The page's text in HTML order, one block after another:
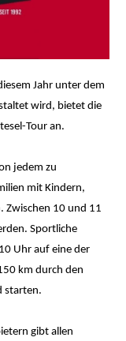
Jahr unter dem
wird, bietet die
Tour an.
jedem zu
mit Kindern,
Zwischen 10 und 11
Sportliche
Uhr auf eine der
km durch den
starten.
gibt allen